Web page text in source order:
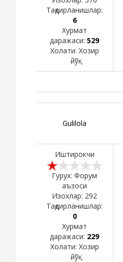
Тақдирланишлар:
6
Хурмат
даражаси: 529
Холати: Хозир
йўқ
Gulilola
Иштирокчи
Гурух: Форум
аъзоси
Изохлар: 292
Тақдирланишлар:
0
Хурмат
даражаси: 229
Холати: Хозир
йўқ